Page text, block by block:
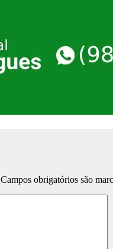
Campos obrigatórios são